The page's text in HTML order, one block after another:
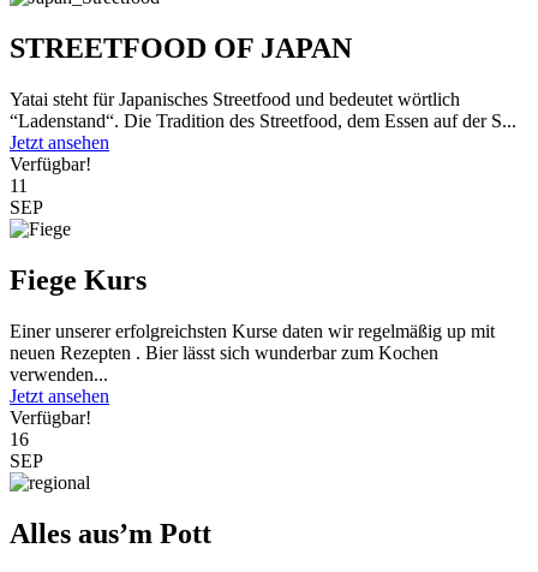
STREETFOOD OF JAPAN
Yatai steht für Japanisches Streetfood und bedeutet wörtlich
“Ladenstand“. Die Tradition des Streetfood, dem Essen auf der S...
Jetzt ansehen
Verfügbar!
11
SEP
Fiege Kurs
Einer unserer erfolgreichsten Kurse daten wir regelmäßig up mit
neuen Rezepten . Bier lässt sich wunderbar zum Kochen
verwenden...
Jetzt ansehen
Verfügbar!
16
SEP
Alles aus’m Pott